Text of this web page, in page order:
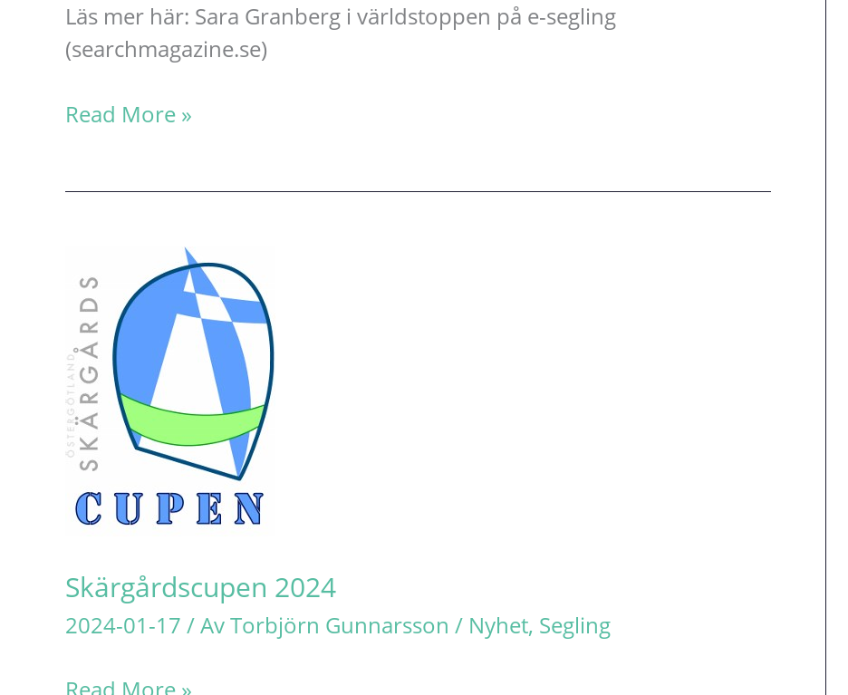
Läs mer här: Sara Granberg i världstoppen på e-segling
(searchmagazine.se)
Sara
världstoppen
på
e-
segling
Read More »
Skärgårdscupen 2024
2024-01-17 / AvTorbjörn Gunnarsson / Nyhet, Segling
Skärgårdscupen